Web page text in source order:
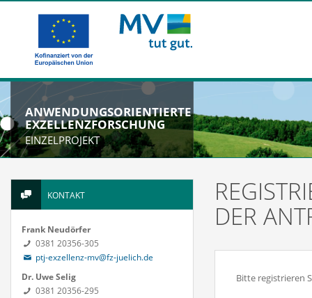
ANWENDUNGSORIENTIERTE
EXZELLENZFORSCHUNG
EINZELPROJEKT
KONTAKT
Frank Neudörfer
0381 20356-305
ptj-exzellenz-mv@fz-juelich.de
Dr. Uwe Selig
0381 20356-295
DER
Bitte registrieren